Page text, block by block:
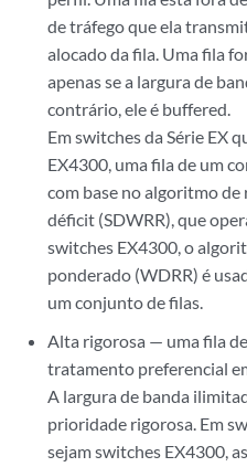
de tráfego que ela
alocado da fila. Uma fila
apenas se a largura de
contrário, ele é buffered.
Em switches da Série EX
EX4300, uma fila de um
com base no algoritmo
déficit (SDWRR), que
switches EX4300, o
ponderado (WDRR) é
um conjunto de filas.
Alta rigorosa — uma fila
tratamento preferencial
A largura de banda
prioridade rigorosa. Em
sejam switches EX4300,